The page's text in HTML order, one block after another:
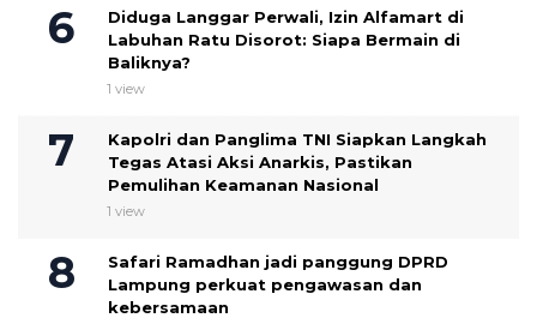
Diduga Langgar Perwali, Izin Alfamart di
Labuhan Ratu Disorot: Siapa Bermain di
Baliknya?
1 view
Kapolri dan Panglima TNI Siapkan Langkah
Tegas Atasi Aksi Anarkis, Pastikan
Pemulihan Keamanan Nasional
1 view
Safari Ramadhan jadi panggung DPRD
Lampung perkuat pengawasan dan
kebersamaan